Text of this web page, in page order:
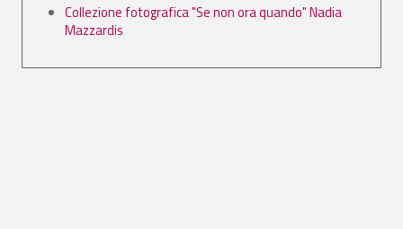
Collezione fotografica "Se non ora quando" Nadia
Mazzardis